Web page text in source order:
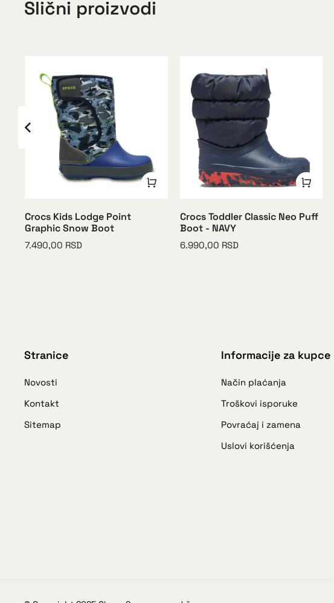
Slični proizvodi
Crocs Kids Lodge Point
Graphic Snow Boot
7.490,00 RSD
Crocs Toddler Classic Neo Puff
Boot - NAVY
6.990,00 RSD
Stranice
Novosti
Kontakt
Sitemap
Informacije za kupce
Način plaćanja
Troškovi isporuke
Povraćaj i zamena
Uslovi korišćenja